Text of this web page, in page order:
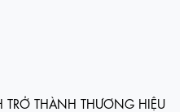
TRỞ THÀNH THƯƠNG HIỆU